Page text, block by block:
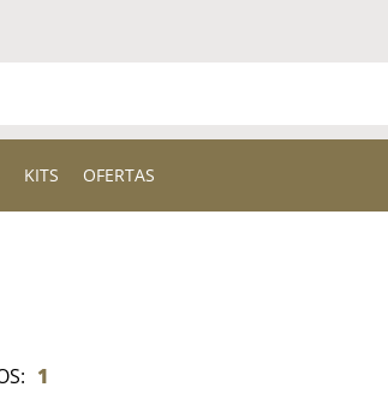
KITS OFERTAS
1